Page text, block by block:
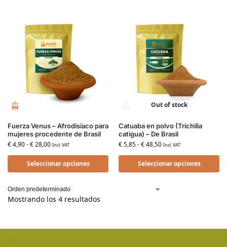
Fuerza Venus – Afrodisíaco para
mujeres procedente de Brasil
€4,90-€28,00 Incl. VAT
Seleccionar opciones
Out of stock
Catuaba en polvo (Trichilia
catigua) – De Brasil
€5,85-€48,50 Incl. VAT
Seleccionar opciones
Mostrando los 4 resultados